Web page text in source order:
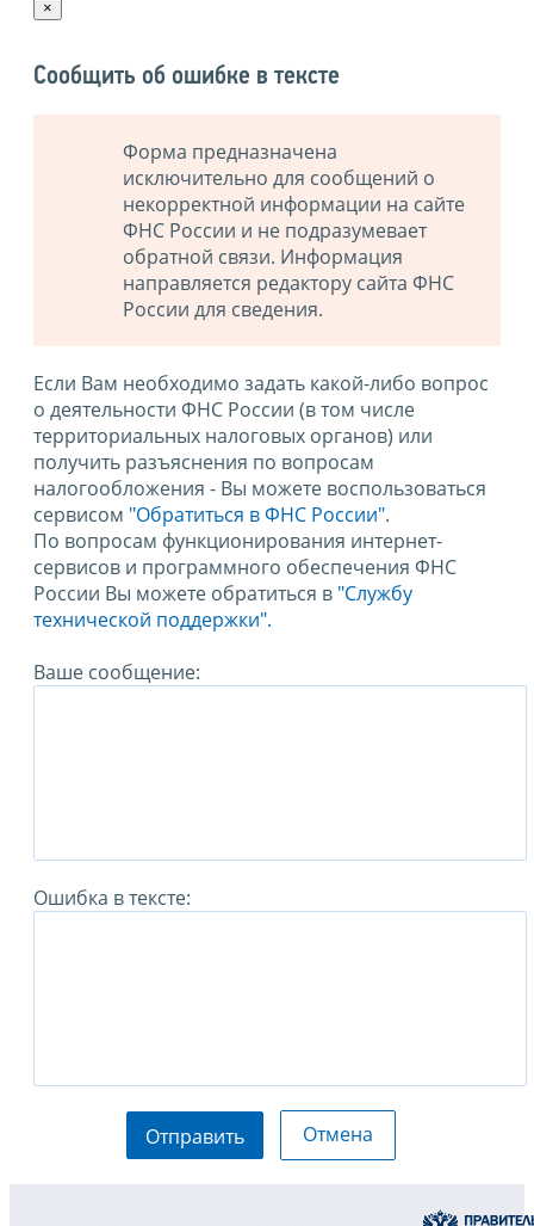
×
Сообщить об ошибке в тексте
Форма предназначена
исключительно для сообщений о
некорректной информации на сайте
ФНС России и не подразумевает
обратной связи. Информация
направляется редактору сайта ФНС
России для сведения.
Если Вам необходимо задать какой-либо вопрос
о деятельности ФНС России (в том числе
территориальных налоговых органов) или
получить разъяснения по вопросам
налогообложения - Вы можете воспользоваться
сервисом "Обратиться в ФНС России".
По вопросам функционирования интернет-
сервисов и программного обеспечения ФНС
России Вы можете обратиться в "Службу
технической поддержки".
Ваше сообщение:
Ошибка в тексте:
Отправить Отмена